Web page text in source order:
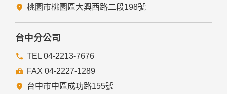
桃園市桃園區大興西路二段198號
台中分公司
TEL 04-2213-7676
FAX 04-2227-1289
台中市中區成功路155號